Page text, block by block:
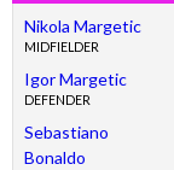
Nikola Margetic
MIDFIELDER
Igor Margetic
DEFENDER
Sebastiano
Bonaldo